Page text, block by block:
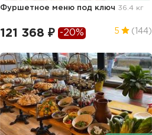
Фуршетное меню под ключ 36.4 кг
121 368 ₽ -20% 5 (144)